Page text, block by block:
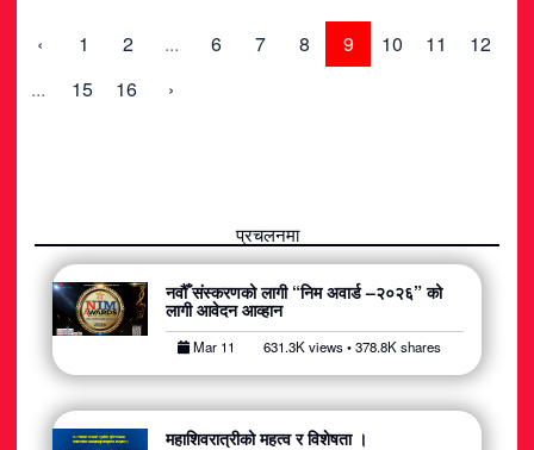
‹ 1 2 ... 6 7 8 9 10 11
12
...
15 16 ›
प्रचलनमा
नवौँ संस्करणको लागी “निम अवार्ड –२०२६” को
लागी आवेदन आव्हान
Mar 11 631.3K views • 378.8K shares
महाशिवरात्रीको महत्व र विशेषता ।